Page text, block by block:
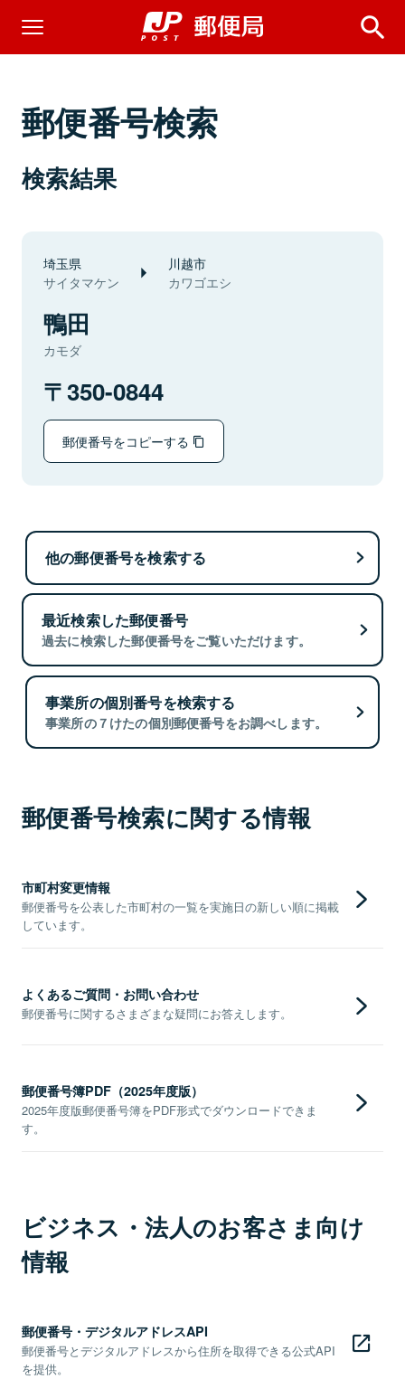
郵便番号検索
検索結果
埼玉県
サイタマケン
川越市
カワゴエシ
鴨田
カモダ
350-0844
郵便番号をコピーする
他の郵便番号を検索する
最近検索した郵便番号
過去に検索した郵便番号をご覧いただけます。
事業所の個別番号を検索する
事業所の７けたの個別郵便番号をお調べします。
郵便番号検索に関する情報
市町村変更情報
郵便番号を公表した市町村の一覧を実施日の新しい順に掲載
しています。
よくあるご質問・お問い合わせ
郵便番号に関するさまざまな疑問にお答えします。
郵便番号簿PDF（2025年度版）
2025年度版郵便番号簿をPDF形式でダウンロードできま
す。
ビジネス・法人のお客さま向け
情報
郵便番号・デジタルアドレスAPI
郵便番号とデジタルアドレスから住所を取得できる公式API
を提供。